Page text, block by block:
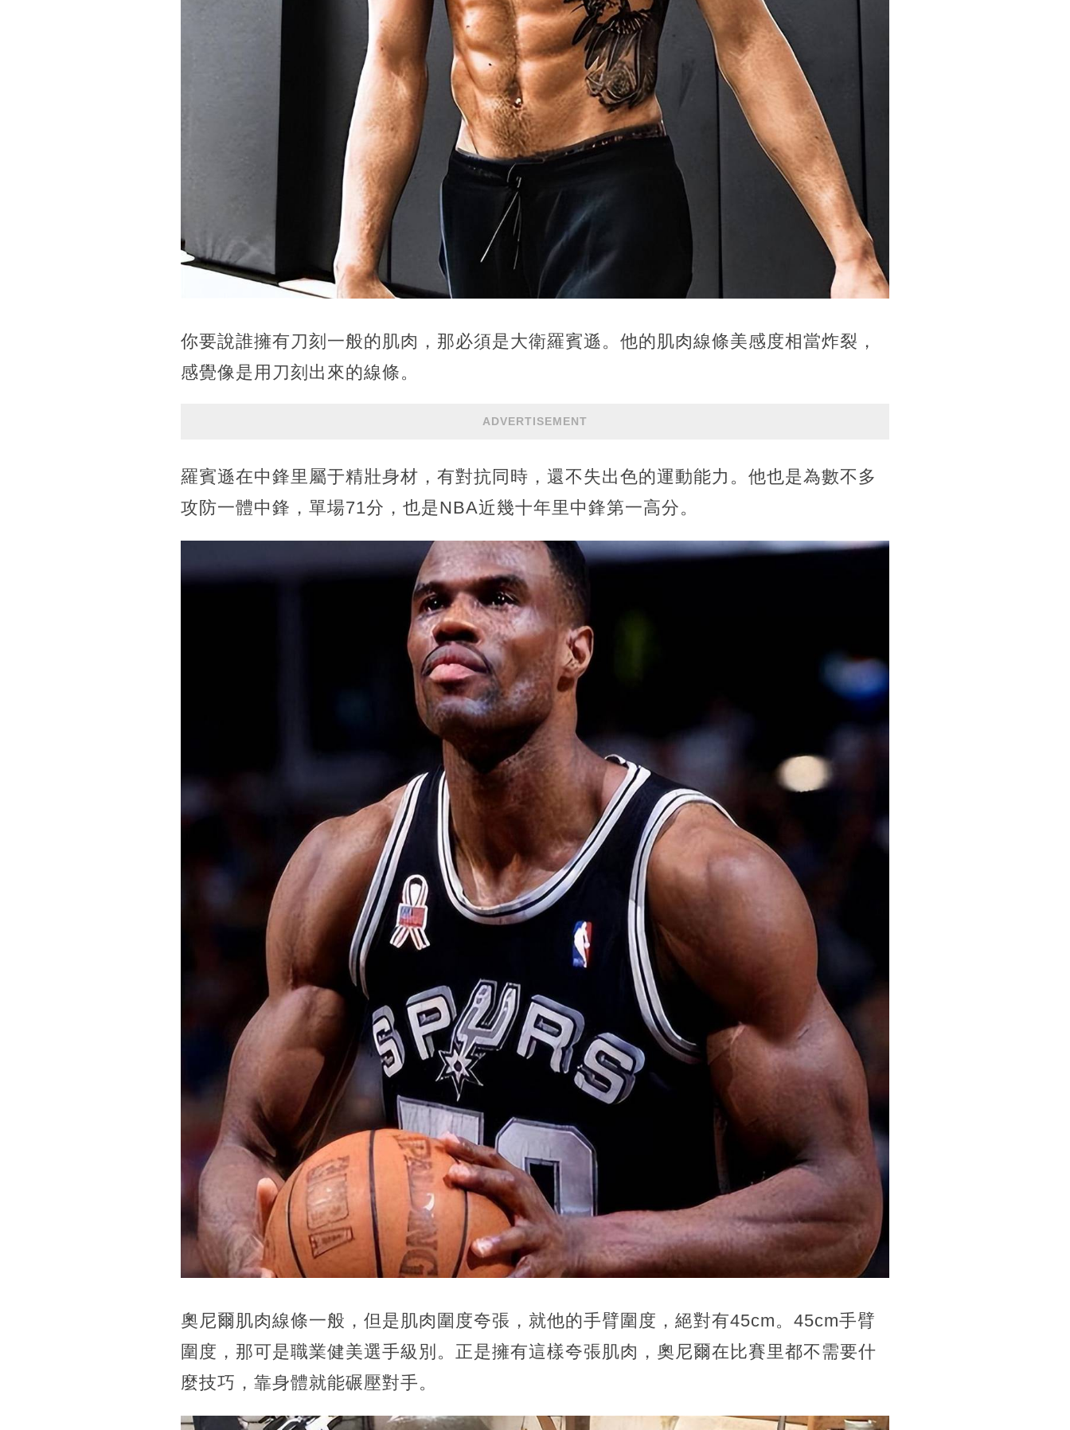
你要說誰擁有刀刻一般的肌肉，那必須是大衛羅賓遜。他的肌肉線條美感度相當炸裂，
感覺像是用刀刻出來的線條。
ADVERTISEMENT
羅賓遜在中鋒里屬于精壯身材，有對抗同時，還不失出色的運動能力。他也是為數不多
攻防一體中鋒，單場71分，也是NBA近幾十年里中鋒第一高分。
奧尼爾肌肉線條一般，但是肌肉圍度夸張，就他的手臂圍度，絕對有45cm。45cm手臂
圍度，那可是職業健美選手級別。正是擁有這樣夸張肌肉，奧尼爾在比賽里都不需要什
麼技巧，靠身體就能碾壓對手。